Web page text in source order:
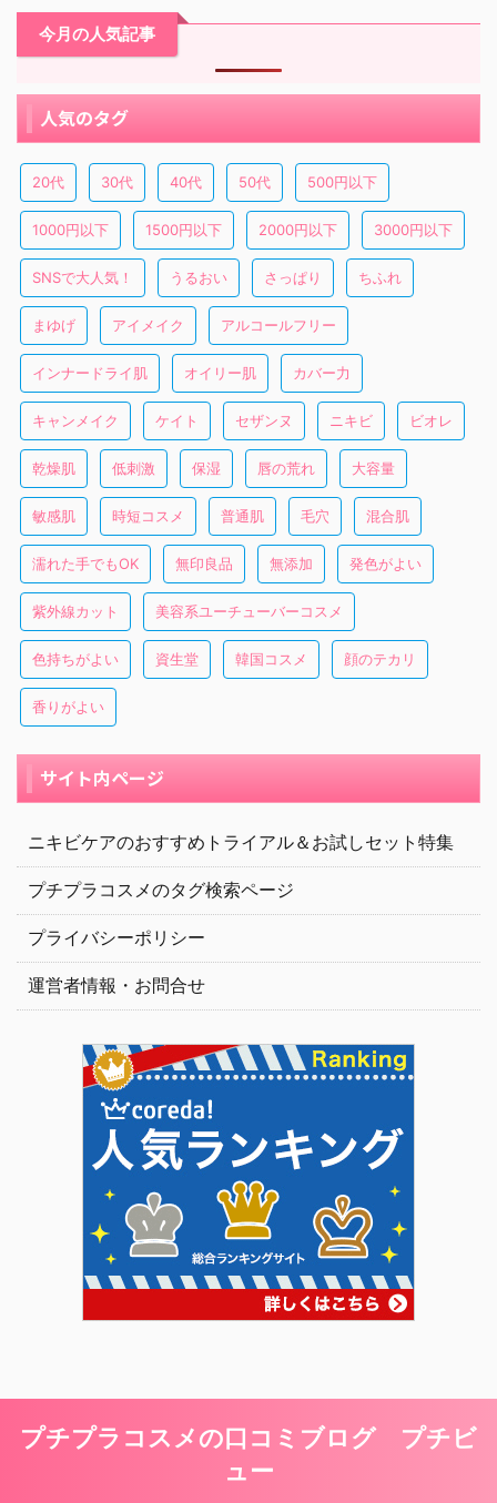
今月の人気記事
人気のタグ
20代 30代 40代 50代 500円以下
1000円以下 1500円以下 2000円以下 3000円以下
SNSで大人気！ うるおい さっぱり ちふれ
まゆげ アイメイク アルコールフリー
インナードライ肌 オイリー肌 カバー力
キャンメイク ケイト セザンヌ ニキビ ビオレ
乾燥肌 低刺激 保湿 唇の荒れ 大容量
敏感肌 時短コスメ 普通肌 毛穴 混合肌
濡れた手でもOK 無印良品 無添加 発色がよい
紫外線カット 美容系ユーチューバーコスメ
色持ちがよい 資生堂 韓国コスメ 顔のテカリ
香りがよい
サイト内ページ
ニキビケアのおすすめトライアル＆お試しセット特集
プチプラコスメのタグ検索ページ
プライバシーポリシー
運営者情報・お問合せ
プチプラコスメの口コミブログ プチビ
ュー